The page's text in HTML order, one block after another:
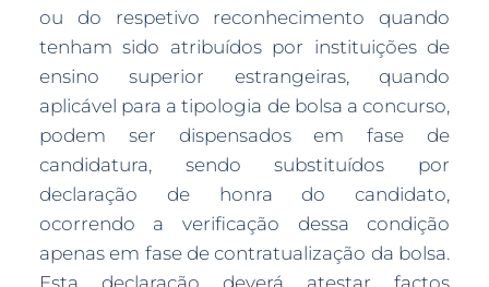
ou do respetivo reconhecimento quando
tenham sido atribuídos por instituições de
ensino superior estrangeiras, quando
aplicável para a tipologia de bolsa a concurso,
podem ser dispensados em fase de
candidatura, sendo substituídos por
declaração de honra do candidato,
ocorrendo a verificação dessa condição
apenas em fase de contratualização da bolsa.
Esta declaração deverá atestar factos